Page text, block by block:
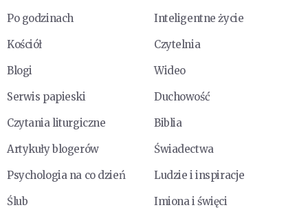
Po godzinach
Inteligentne życie
Kościół
Czytelnia
Blogi
Wideo
Serwis papieski
Duchowość
Czytania liturgiczne
Biblia
Artykuły blogerów
Świadectwa
Psychologia na co dzień
Ludzie i inspiracje
Ślub
Imiona i święci